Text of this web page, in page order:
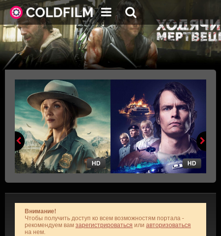
HD HD
Внимание!
Чтобы получить доступ ко всем возможностям портала -
рекомендуем вам зарегистрироваться или авторизоваться
на нем.